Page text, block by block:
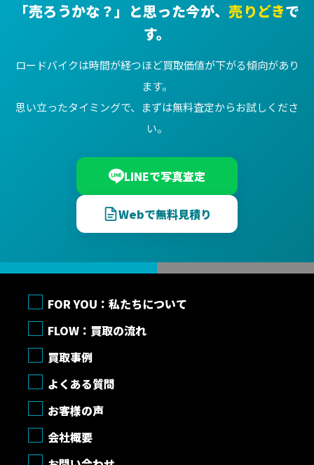
「売ろうかな？」と思った今が、売りどきで
す。
ロードバイクは時間が経つほど買取価値が下がる傾向があり
ます。
思い立ったタイミングで、まずは無料査定からお試しくださ
い。
LINEで写真査定
Webで無料見積り
FOR YOU：私たちについて
FLOW：買取の流れ
買取事例
よくある質問
お客様の声
会社概要